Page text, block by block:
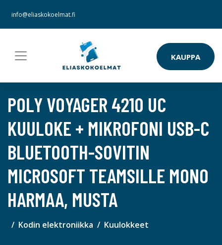
info@eliaskokoelmat.fi
KAUPPA
POLY VOYAGER 4210 UC
KUULOKE + MIKROFONI USB-C
BLUETOOTH-SOVITIN
MICROSOFT TEAMSILLE MONO
HARMAA, MUSTA
Kodin elektroniikka Kuulokkeet